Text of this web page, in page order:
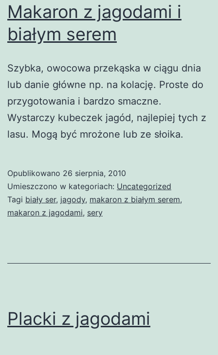
Makaron z jagodami i
białym serem
Szybka, owocowa przekąska w ciągu dnia
lub danie główne np. na kolację. Proste do
przygotowania i bardzo smaczne.
Wystarczy kubeczek jagód, najlepiej tych z
lasu. Mogą być mrożone lub ze słoika.
Opublikowano 26 sierpnia, 2010
Umieszczono w kategoriach: Uncategorized
Tagi biały ser, jagody, makaron z białym serem,
makaron z jagodami, sery
Placki z jagodami